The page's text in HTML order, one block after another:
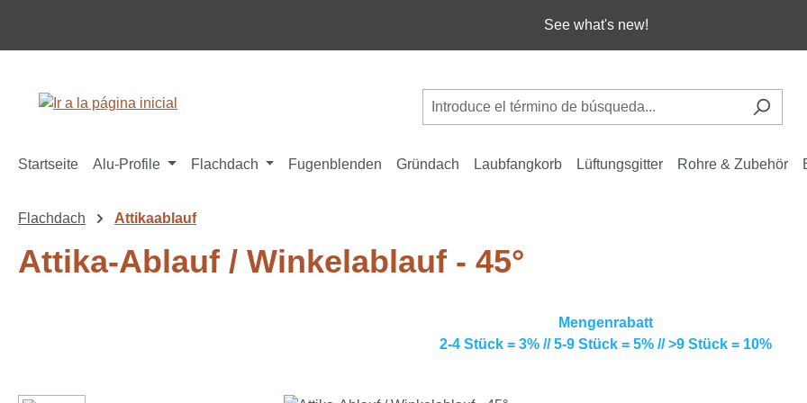
See what's new!
Startseite Alu-Profile Flachdach Fugenblenden Gründach Laubfangkorb Lüftungsgitter Rohre & Zubehör
Flachdach Attikaablauf
Attika-Ablauf / Winkelablauf - 45°
Mengenrabatt
2-4 Stück = 3% // 5-9 Stück = 5% // >9 Stück = 10%